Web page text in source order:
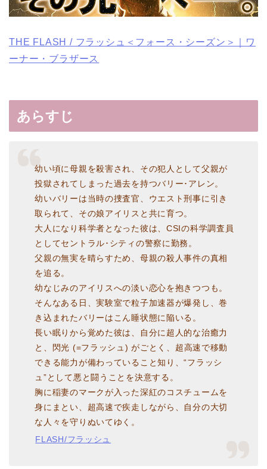
THE FLASH / フラッシュ＜フォース・シーズン＞｜ワ
ーナー・ブラザース
あらすじ
幼い頃に母親を殺害され、その犯人として父親が
投獄されてしまった過去を持つバリー･アレン。
幼いバリーは当時の捜査官、ウエスト刑事に引き
取られて、その娘アイリスと共に育つ。
大人になり科学者となった彼は、CSIの科学調査員
としてセントラル･シティの警察に勤務。
父親の無実を晴らすため、母親の殺人事件の真相
を追る。
幼なじみのアイリスへの淡い恋心を抱きつつも。
そんなある日、実験室で粒子加速器が爆発し、巻
き込まれたバリーはこん睡状態に陥いる。
長い眠りから覚めた彼は、自分に超人的な治癒力
と、閃光 (=フラッシュ) がごとく、超高速で移動
できる能力が備わっていること知り、“フラッシ
ュ”として悪と闘うことを決意する。
胸に稲妻のマークが入った深紅のコスチュームを
身にまとい、超高速で疾走しながら、自分の大切
な人々を守りぬいてゆく。
FLASH/フラッシュ